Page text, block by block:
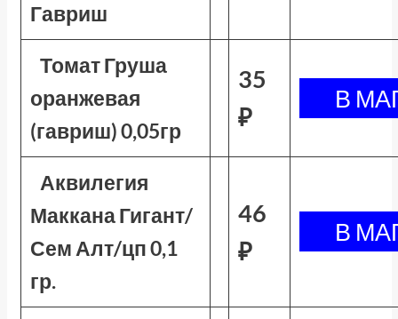
Гавриш
Томат Груша
оранжевая
(гавриш) 0,05гр
35
₽
Аквилегия
Маккана Гигант/
Сем Алт/цп 0,1
гр.
46
₽